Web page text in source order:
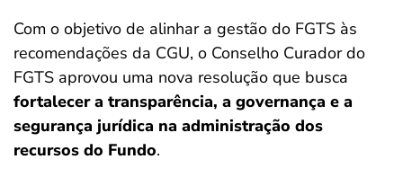
Com o objetivo de alinhar a gestão do FGTS às
recomendações da CGU, o Conselho Curador do
FGTS aprovou uma nova resolução que busca
fortalecer a transparência, a governança e a
segurança jurídica na administração dos
recursos do Fundo.